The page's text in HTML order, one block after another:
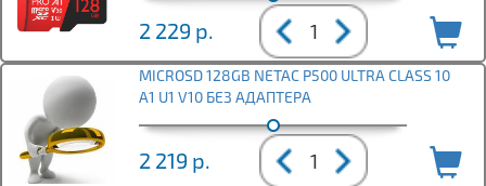
2 229 р.
MICROSD 128GB NETAC P500 ULTRA CLASS 10
A1 U1 V10 БЕЗ АДАПТЕРА
2 219 р.